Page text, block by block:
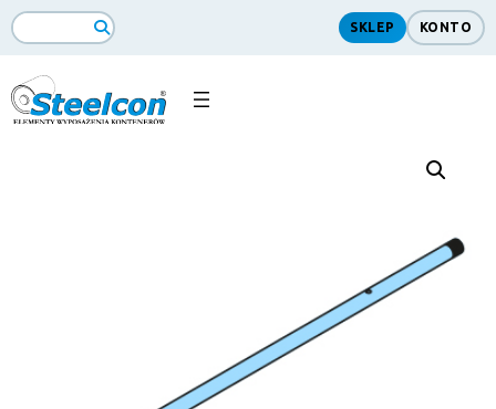
Search
SKLEP KONTO